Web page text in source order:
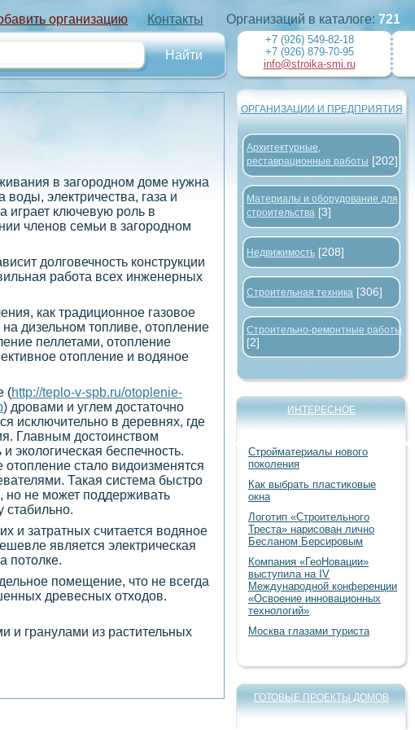
организацию Контакты
в загородном доме нужна
электричества, газа и
играет ключевую роль в
членов семьи в загородном
долговечность конструкции
работа всех инженерных
как традиционное газовое
дизельном топливе, отопление
пеллетами, отопление
отопление и водяное
(http://teplo-v-spb.ru/otoplenie-
) дровами и углем достаточно
исключительно в деревнях, где
Главным достоинством
и экологическая беспечность.
отопление стало видоизменятся
Такая система быстро
но не может поддерживать
стабильно.
и затратных считается водяное
является электрическая
потолке.
помещение, что не всегда
древесных отходов.
и гранулами из растительных
Организаций в каталоге: 721
+7 (926) 549-82-18
+7 (926) 879-70-95
info@stroika-smi.ru
ОРГАНИЗАЦИИ И ПРЕДПРИЯТИЯ
Архитектурные,
реставрационные работы [202]
Материалы и оборудование для
строительства [3]
Недвижимость [208]
Строительная техника [306]
Строительно-ремонтные работы
[2]
ИНТЕРЕСНОЕ
Стройматериалы нового
поколения
Как выбрать пластиковые
окна
Логотип «Строительного
Треста» нарисован лично
Бесланом Берсировым
Компания «ГеоНовации»
выступила на IV
Международной конференции
«Освоение инновационных
технологий»
Москва глазами туриста
ГОТОВЫЕ ПРОЕКТЫ ДОМОВ